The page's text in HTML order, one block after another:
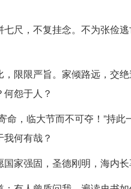
尺，不复挂念。不为张俭
限限严旨。家倾路远，交
怨于人？
命，临大节而不可夺！”持
何有哉？
家强固，圣德刚明，海内